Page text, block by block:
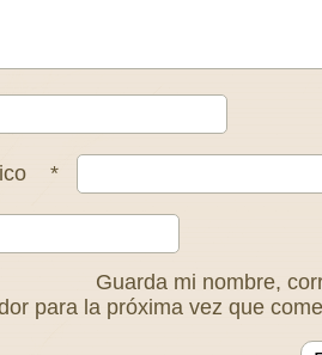
*
Guarda mi nombre,
para la próxima vez que